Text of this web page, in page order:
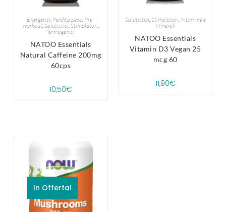
Energetici Perdita peso Pre-
workout, Salutistici, Stimolatori,
Termogenici
NATOO Essentials
Natural Caffeine 200mg
60cps
10,50€
Salutistici, Stimolatori, Vitamine e
Minerali
NATOO Essentials
Vitamin D3 Vegan 25
mcg 60
11,90€
In Offerta!